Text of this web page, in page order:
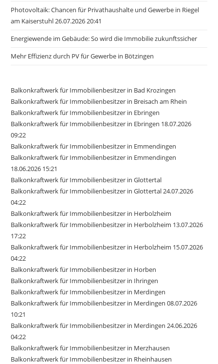
Photovoltaik: Chancen für Privathaushalte und Gewerbe in Riegel
am Kaiserstuhl 26.07.2026 20:41
Energiewende im Gebäude: So wird die Immobilie zukunftssicher
Mehr Effizienz durch PV für Gewerbe in Bötzingen
Balkonkraftwerk für Immobilienbesitzer in Bad Krozingen
Balkonkraftwerk für Immobilienbesitzer in Breisach am Rhein
Balkonkraftwerk für Immobilienbesitzer in Ebringen
Balkonkraftwerk für Immobilienbesitzer in Ebringen 18.07.2026
09:22
Balkonkraftwerk für Immobilienbesitzer in Emmendingen
Balkonkraftwerk für Immobilienbesitzer in Emmendingen
18.06.2026 15:21
Balkonkraftwerk für Immobilienbesitzer in Glottertal
Balkonkraftwerk für Immobilienbesitzer in Glottertal 24.07.2026
04:22
Balkonkraftwerk für Immobilienbesitzer in Herbolzheim
Balkonkraftwerk für Immobilienbesitzer in Herbolzheim 13.07.2026
17:22
Balkonkraftwerk für Immobilienbesitzer in Herbolzheim 15.07.2026
04:22
Balkonkraftwerk für Immobilienbesitzer in Horben
Balkonkraftwerk für Immobilienbesitzer in Ihringen
Balkonkraftwerk für Immobilienbesitzer in Merdingen
Balkonkraftwerk für Immobilienbesitzer in Merdingen 08.07.2026
10:21
Balkonkraftwerk für Immobilienbesitzer in Merdingen 24.06.2026
04:22
Balkonkraftwerk für Immobilienbesitzer in Merzhausen
Balkonkraftwerk für Immobilienbesitzer in Rheinhausen